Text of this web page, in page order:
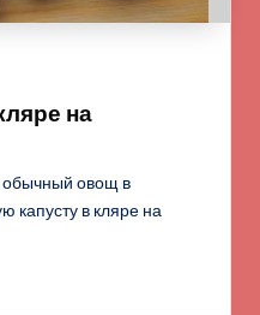
на
обычный овощ в
капусту в кляре на